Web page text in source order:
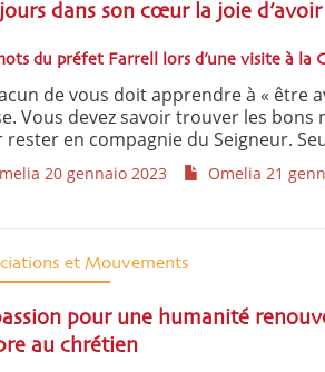
dans son cœur la joie
du préfet Farrell lors d’une visite à la
de vous doit apprendre à « être
Vous devez savoir trouver les
rester en compagnie du Seigneur.
20 gennaio 2023 Omelia 21
et Mouvements
pour une humanité
au chrétien